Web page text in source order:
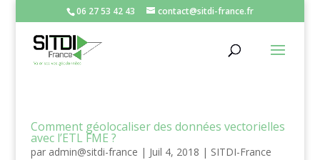
06 27 53 42 43 contact@sitdi-france.fr
Comment géolocaliser des données vectorielles
avec l’ETL FME ?
par admin@sitdi-france | Juil 4, 2018 | SITDI-France